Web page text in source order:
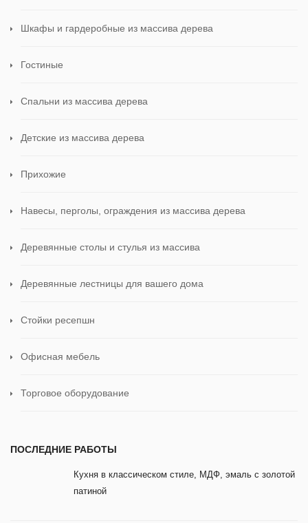
Шкафы и гардеробные из массива дерева
Гостиные
Спальни из массива дерева
Детские из массива дерева
Прихожие
Навесы, перголы, ограждения из массива дерева
Деревянные столы и стулья из массива
Деревянные лестницы для вашего дома
Стойки ресепшн
Офисная мебель
Торговое оборудование
ПОСЛЕДНИЕ РАБОТЫ
Кухня в классическом стиле, МДФ, эмаль с золотой
патиной